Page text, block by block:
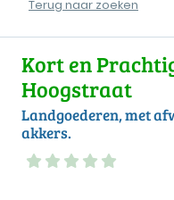
Terug naar zoeken
Kort en
Hoogstraat
Landgoederen, met
akkers.